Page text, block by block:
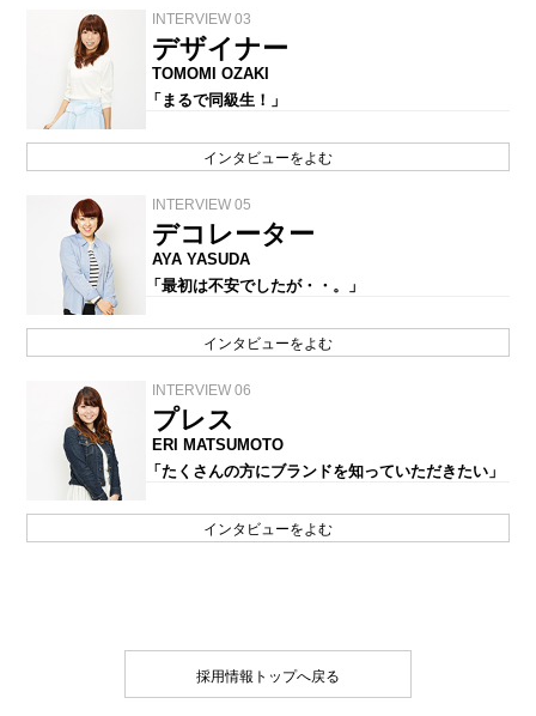
INTERVIEW 03
デザイナー
TOMOMI OZAKI
「まるで同級生！」
インタビューをよむ
INTERVIEW 05
デコレーター
AYA YASUDA
「最初は不安でしたが・・。」
インタビューをよむ
INTERVIEW 06
プレス
ERI MATSUMOTO
「たくさんの方にブランドを知っていただきたい」
インタビューをよむ
採用情報トップへ戻る